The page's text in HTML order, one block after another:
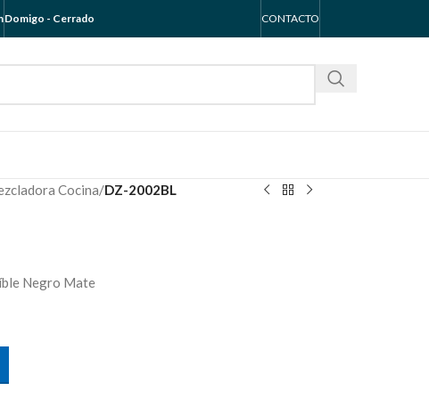
Domigo - Cerrado CONTACTO
Cocina/DZ-2002BL
Negro Mate